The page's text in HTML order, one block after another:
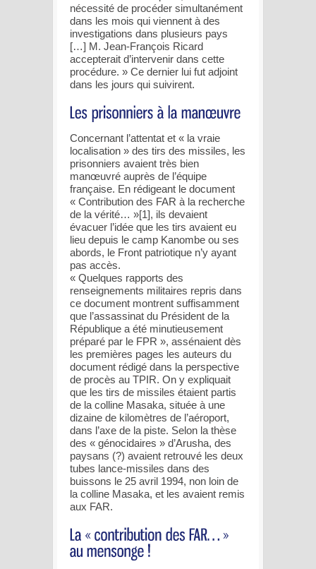
nécessité de procéder simultanément
dans les mois qui viennent à des
investigations dans plusieurs pays
[…] M. Jean-François Ricard
accepterait d’intervenir dans cette
procédure. » Ce dernier lui fut adjoint
dans les jours qui suivirent.
Concernant l’attentat et « la vraie
localisation » des tirs des missiles, les
prisonniers avaient très bien
manœuvré auprès de l’équipe
française. En rédigeant le document
« Contribution des FAR à la recherche
de la vérité… »[1], ils devaient
évacuer l’idée que les tirs avaient eu
lieu depuis le camp Kanombe ou ses
abords, le Front patriotique n’y ayant
pas accès.
« Quelques rapports des
renseignements militaires repris dans
ce document montrent suffisamment
que l’assassinat du Président de la
République a été minutieusement
préparé par le FPR », assénaient dès
les premières pages les auteurs du
document rédigé dans la perspective
de procès au TPIR. On y expliquait
que les tirs de missiles étaient partis
de la colline Masaka, située à une
dizaine de kilomètres de l’aéroport,
dans l’axe de la piste. Selon la thèse
des « génocidaires » d’Arusha, des
paysans (?) avaient retrouvé les deux
tubes lance-missiles dans des
buissons le 25 avril 1994, non loin de
la colline Masaka, et les avaient remis
aux FAR.